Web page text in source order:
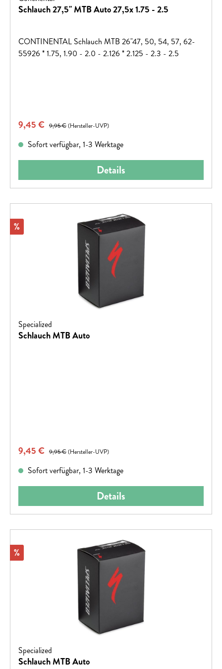
Schlauch 27,5" MTB Auto 27,5x 1.75 - 2.5
CONTINENTAL Schlauch MTB 26"47, 50, 54, 57, 62-
55926 * 1.75, 1.90 - 2.0 - 2.126 * 2.125 - 2.3 - 2.5
Verkaufspreis:
9,45 € Regulärer Preis:
9,95 €(Hersteller-UVP)
Sofort verfügbar, 1-3 Werktage
Details
Rabatt
%
Specialized
Schlauch MTB Auto
Verkaufspreis:
9,45 € Regulärer Preis:
9,95 €(Hersteller-UVP)
Sofort verfügbar, 1-3 Werktage
Details
Rabatt
%
Specialized
Schlauch MTB Auto